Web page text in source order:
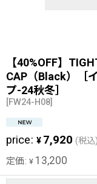
【40%OFF】
CAP（Black）［
プ-24秋冬］
[FW24-H08]
price: ¥ 7,920 (税込)
定価: ¥ 13,200